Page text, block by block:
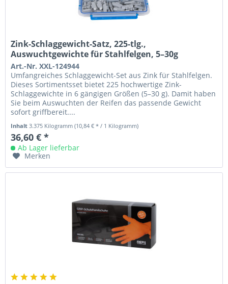
Zink-Schlaggewicht-Satz, 225-tlg.,
Auswuchtgewichte für Stahlfelgen, 5–30g
Art.-Nr. XXL-124944
Umfangreiches Schlaggewicht-Set aus Zink für Stahlfelgen.
Dieses Sortimentsset bietet 225 hochwertige Zink-
Schlaggewichte in 6 gängigen Größen (5–30 g). Damit haben
Sie beim Auswuchten der Reifen das passende Gewicht
sofort griffbereit....
Inhalt3.375 Kilogramm(10,84 € * / 1 Kilogramm)
36,60 € *
Ab Lager lieferbar
Merken